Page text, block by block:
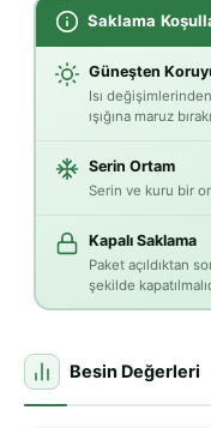
Saklama
Güneşten
Isı
ışığına maruz
Serin Ortam
Serin ve kuru bir
Kapalı Saklama
Paket açıldıktan
şekilde
Besin Değerleri